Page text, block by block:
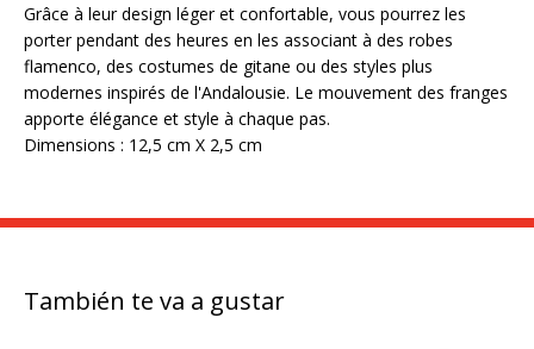
Grâce à leur design léger et confortable, vous pourrez les
porter pendant des heures en les associant à des robes
flamenco, des costumes de gitane ou des styles plus
modernes inspirés de l'Andalousie. Le mouvement des franges
apporte élégance et style à chaque pas.
Dimensions : 12,5 cm X 2,5 cm
También te va a gustar